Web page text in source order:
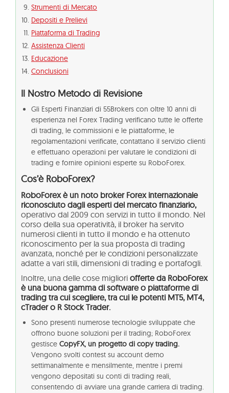
Strumenti di Mercato
Depositi e Prelievi
Piattaforma di Trading
Assistenza Clienti
Educazione
Conclusioni
Il Nostro Metodo di Revisione
Gli Esperti Finanziari di 55Brokers con oltre 10 anni di
esperienza nel Forex Trading verificano tutte le offerte
di trading, le commissioni e le piattaforme, le
regolamentazioni verificate, contattano il servizio clienti
e effettuano operazioni per valutare le condizioni di
trading e fornire opinioni esperte su RoboForex.
Cos’è RoboForex?
RoboForex è un noto broker Forex internazionale
riconosciuto dagli esperti del mercato finanziario,
operativo dal 2009 con servizi in tutto il mondo. Nel
corso della sua operatività, il broker ha servito
numerosi clienti in tutto il mondo e ha ottenuto
riconoscimento per la sua proposta di trading
avanzata, nonché per le condizioni personalizzate
adatte a vari stili, dimensioni di trading e portafogli.
Inoltre, una delle cose migliori offerte da RoboForex
è una buona gamma di software o piattaforme di
trading tra cui scegliere, tra cui le potenti MT5, MT4,
cTrader o R Stock Trader.
Sono presenti numerose tecnologie sviluppate che
offrono buone soluzioni per il trading; RoboForex
gestisce CopyFX, un progetto di copy trading.
Vengono svolti contest su account demo
settimanalmente e mensilmente, mentre i premi
vengono depositati su conti di trading reali,
consentendo di avviare una grande carriera di trading.